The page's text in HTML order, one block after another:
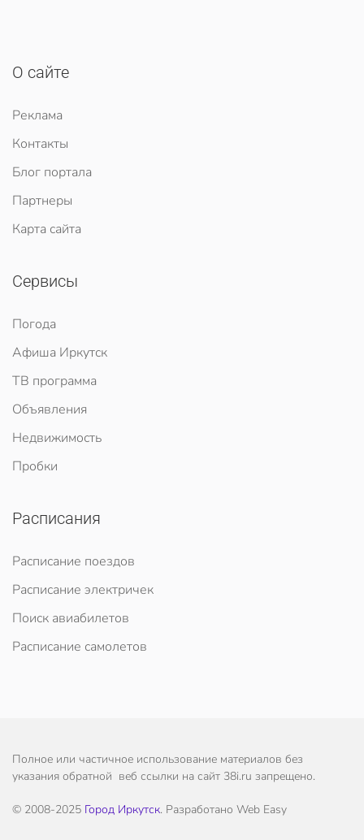
О сайте
Реклама
Контакты
Блог портала
Партнеры
Карта сайта
Сервисы
Погода
Афиша Иркутск
ТВ программа
Объявления
Недвижимость
Пробки
Расписания
Расписание поездов
Расписание электричек
Поиск авиабилетов
Расписание самолетов
Полное или частичное использование материалов без
указания обратной веб ссылки на сайт 38i.ru запрещено.
© 2008-2025 Город Иркутск. Разработано Web Easy